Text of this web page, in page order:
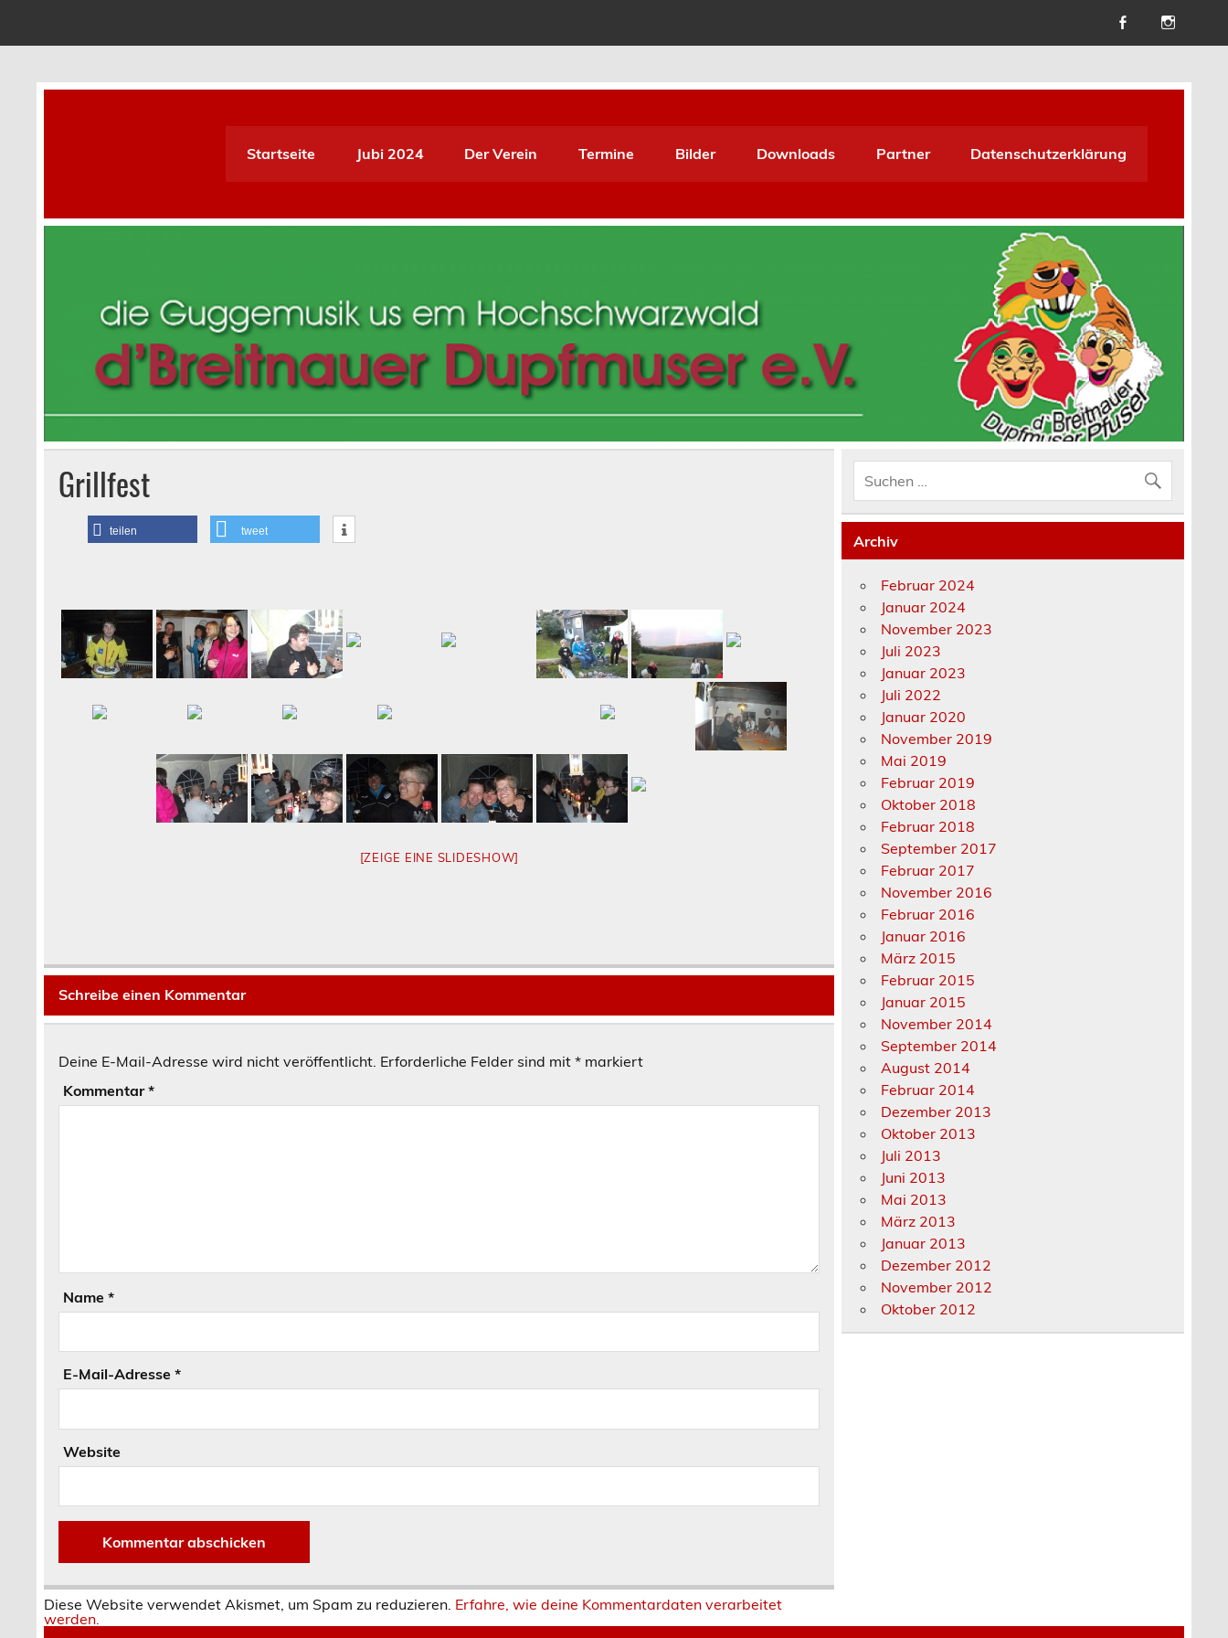
D´Breitnauer Dupfmuser Pfuser e.V.
Startseite Jubi 2024 Der Verein Termine Bilder Downloads Partner Datenschutzerklärung
Grillfest
teilen tweet
[ZEIGE EINE SLIDESHOW]
Schreibe einen Kommentar
Deine E-Mail-Adresse wird nicht veröffentlicht. Erforderliche Felder sind mit* markiert
Kommentar*
Name*
E-Mail-Adresse*
Website
Diese Website verwendet Akismet, um Spam zu reduzieren. Erfahre, wie deine Kommentardaten verarbeitet
werden.
Archiv
Februar 2024
Januar 2024
November 2023
Juli 2023
Januar 2023
Juli 2022
Januar 2020
November 2019
Mai 2019
Februar 2019
Oktober 2018
Februar 2018
September 2017
Februar 2017
November 2016
Februar 2016
Januar 2016
März 2015
Februar 2015
Januar 2015
November 2014
September 2014
August 2014
Februar 2014
Dezember 2013
Oktober 2013
Juli 2013
Juni 2013
Mai 2013
März 2013
Januar 2013
Dezember 2012
November 2012
Oktober 2012